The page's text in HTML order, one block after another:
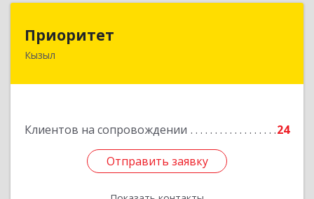
Приоритет
Кызыл
Клиентов на сопровождении 24
Отправить заявку
667000, Тыва Респ, Кызыл г, Комсомольская ул,
Отправить заявку